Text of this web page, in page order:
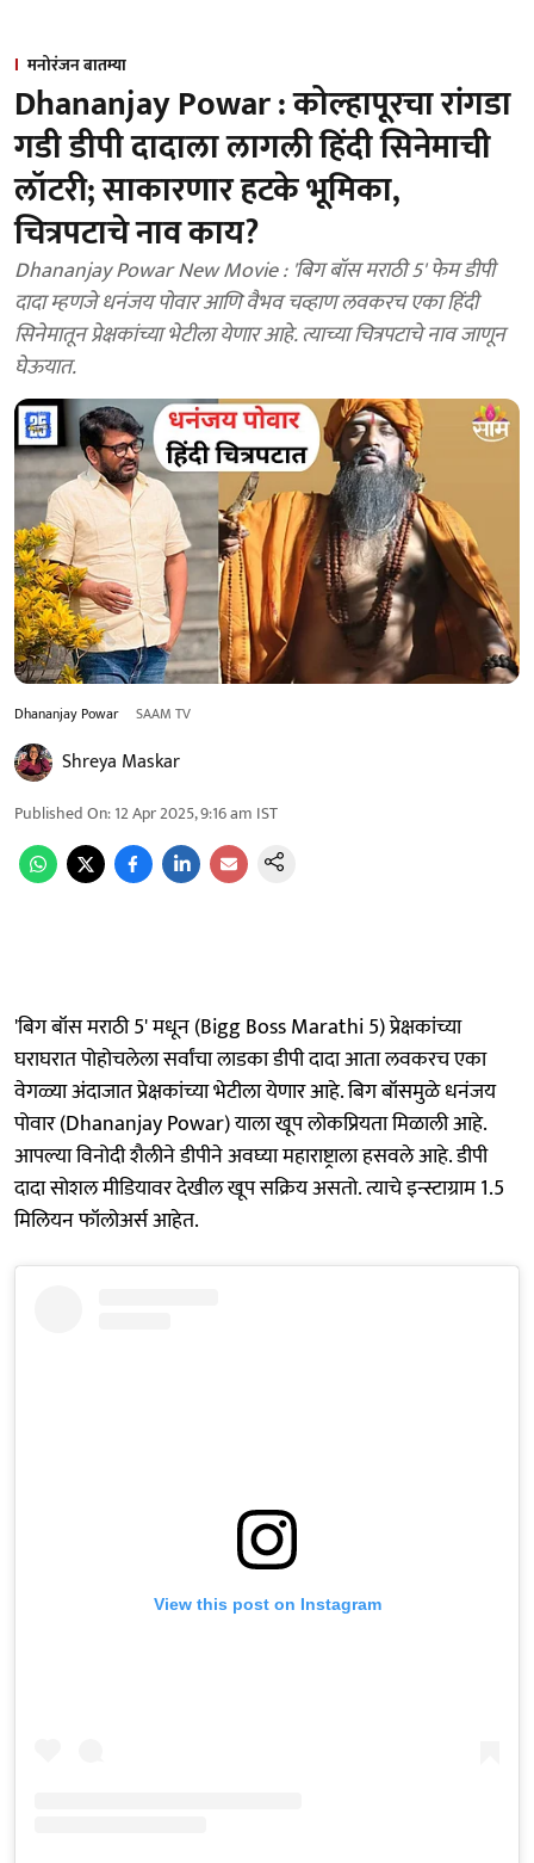
मनोरंजन बातम्या
Dhananjay Powar : कोल्हापूरचा रांगडा
गडी डीपी दादाला लागली हिंदी सिनेमाची
लॉटरी; साकारणार हटके भूमिका,
चित्रपटाचे नाव काय?
Dhananjay Powar New Movie : 'बिग बॉस मराठी 5' फेम डीपी
दादा म्हणजे धनंजय पोवार आणि वैभव चव्हाण लवकरच एका हिंदी
सिनेमातून प्रेक्षकांच्या भेटीला येणार आहे. त्याच्या चित्रपटाचे नाव जाणून
घेऊयात.
Dhananjay Powar SAAM TV
Shreya Maskar
Published On:12 Apr 2025, 9:16 am IST
'बिग बॉस मराठी 5' मधून (Bigg Boss Marathi 5) प्रेक्षकांच्या
घराघरात पोहोचलेला सर्वांचा लाडका डीपी दादा आता लवकरच एका
वेगळ्या अंदाजात प्रेक्षकांच्या भेटीला येणार आहे. बिग बॉसमुळे धनंजय
पोवार (Dhananjay Powar) याला खूप लोकप्रियता मिळाली आहे.
आपल्या विनोदी शैलीने डीपीने अवघ्या महाराष्ट्राला हसवले आहे. डीपी
दादा सोशल मीडियावर देखील खूप सक्रिय असतो. त्याचे इन्स्टाग्राम 1.5
मिलियन फॉलोअर्स आहेत.
View this post on Instagram